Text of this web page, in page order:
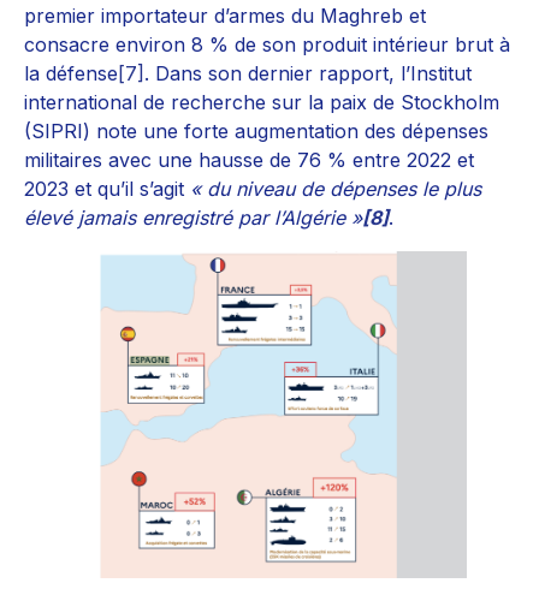
premier importateur d’armes du Maghreb et
consacre environ 8 % de son produit intérieur brut à
la défense[7] . Dans son dernier rapport, l’Institut
international de recherche sur la paix de Stockholm
(SIPRI) note une forte augmentation des dépenses
militaires avec une hausse de 76 % entre 2022 et
2023 et qu’il s’agit « du niveau de dépenses le plus
élevé jamais enregistré par l’Algérie »[8].